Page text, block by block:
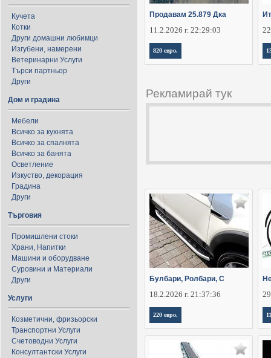
Кучета
Котки
Други домашни любимци
Изгубени, намерени
Ветеринарни Услуги
Търси партньор
Други
Дом и градина
Мебели
Всичко за кухнята
Всичко за спалнята
Всичко за банята
Осветление
Изкуство, декорация
Градина
Други
Търговия
Промишлени стоки
Храни, Напитки
Машини и оборудване
Суровини и Материали
Други
Услуги
Козметични, фризьорски
Транспортни Услуги
Счетоводни Услуги
Консултантски Услуги
Продавам 25.879 Дка
11.2.2026 г. 22:29:03
820 евро.
Рекламирай тук
Булбари, Ролбари, С
18.2.2026 г. 21:37:36
220 евро.